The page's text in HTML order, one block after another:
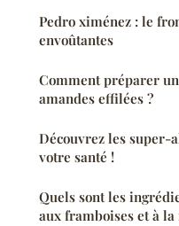
Pedro ximénez : le
envoûtantes
Comment préparer
amandes effilées ?
Découvrez les
votre santé !
Quels sont les
aux framboises et à la